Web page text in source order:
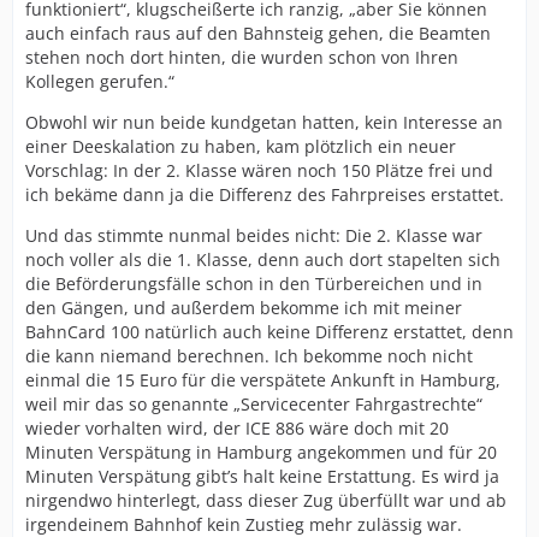
funktioniert“, klugscheißerte ich ranzig, „aber Sie können
auch einfach raus auf den Bahnsteig gehen, die Beamten
stehen noch dort hinten, die wurden schon von Ihren
Kollegen gerufen.“
Obwohl wir nun beide kundgetan hatten, kein Interesse an
einer Deeskalation zu haben, kam plötzlich ein neuer
Vorschlag: In der 2. Klasse wären noch 150 Plätze frei und
ich bekäme dann ja die Differenz des Fahrpreises erstattet.
Und das stimmte nunmal beides nicht: Die 2. Klasse war
noch voller als die 1. Klasse, denn auch dort stapelten sich
die Beförderungsfälle schon in den Türbereichen und in
den Gängen, und außerdem bekomme ich mit meiner
BahnCard 100 natürlich auch keine Differenz erstattet, denn
die kann niemand berechnen. Ich bekomme noch nicht
einmal die 15 Euro für die verspätete Ankunft in Hamburg,
weil mir das so genannte „Servicecenter Fahrgastrechte“
wieder vorhalten wird, der ICE 886 wäre doch mit 20
Minuten Verspätung in Hamburg angekommen und für 20
Minuten Verspätung gibt’s halt keine Erstattung. Es wird ja
nirgendwo hinterlegt, dass dieser Zug überfüllt war und ab
irgendeinem Bahnhof kein Zustieg mehr zulässig war.